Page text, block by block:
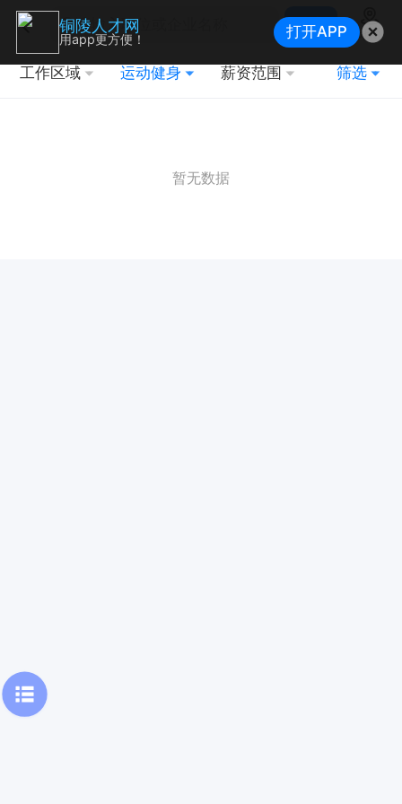
搜索
地图
工作区域 运动健身 薪资范围 筛选
暂无数据
铜陵人才网
用app更方便！ 打开APP